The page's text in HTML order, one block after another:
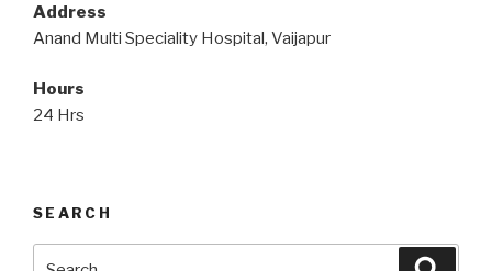
Address
Anand Multi Speciality Hospital, Vaijapur
Hours
24 Hrs
SEARCH